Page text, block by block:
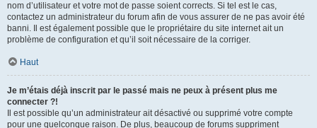
nom d’utilisateur et votre mot de passe soient corrects. Si tel est le cas,
contactez un administrateur du forum afin de vous assurer de ne pas avoir été
banni. Il est également possible que le propriétaire du site internet ait un
problème de configuration et qu’il soit nécessaire de la corriger.
Haut
Je m’étais déjà inscrit par le passé mais ne peux à présent plus me
connecter ?!
Il est possible qu’un administrateur ait désactivé ou supprimé votre compte
pour une quelconque raison. De plus, beaucoup de forums suppriment